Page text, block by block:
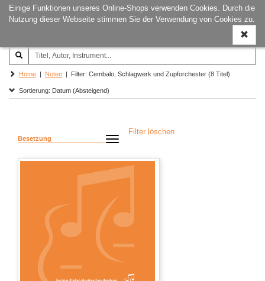
Einige Funktionen unseres Online-Shops verwenden Cookies. Durch die
Nutzung dieser Webseite stimmen Sie der Verwendung von Cookies zu.
ein-/
Joachim‐Trekel‐Musikverlag,
Hamburg
Home | Noten | Filter: Cembalo, Schlagwerk und Zupforchester (8 Titel)
Sortierung: Datum (Absteigend)
Besetzung
Filter löschen